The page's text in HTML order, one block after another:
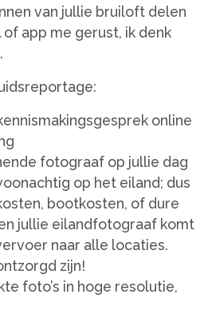
van jullie bruiloft delen
app me gerust, ik denk
online
fotograaf op jullie dag
op het eiland; dus
bootkosten, of dure
jullie eilandfotograaf komt
naar alle locaties.
zijn!
foto’s in hoge resolutie,